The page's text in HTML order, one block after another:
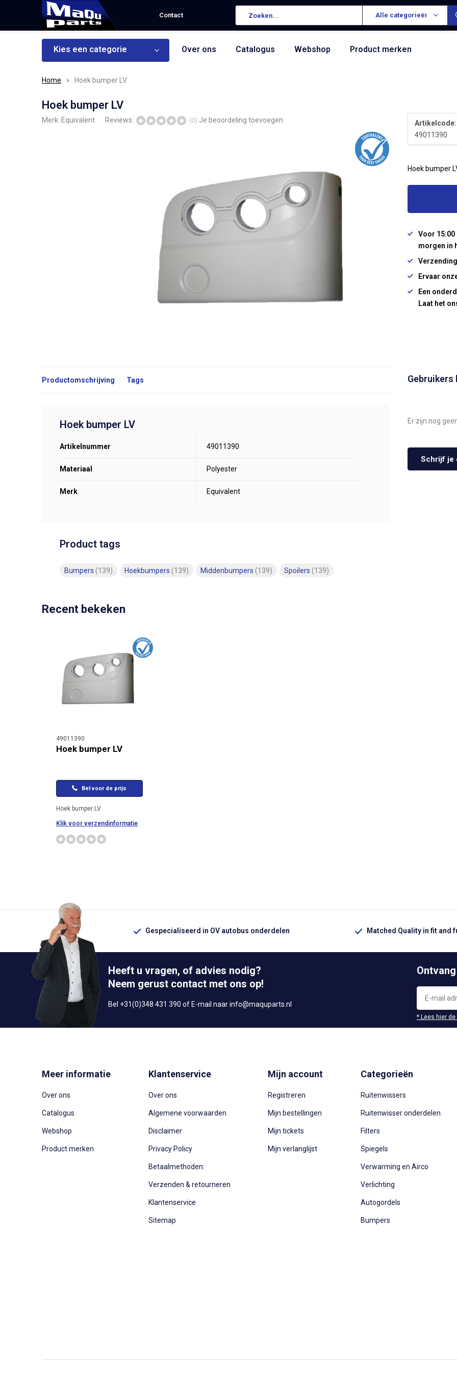
Contact Alle categorieën
Kies een categorie Over ons Catalogus Webshop Product merken
Home Hoek bumper LV
Hoek bumper LV
Merk: Equivalent Reviews: (0) Je beoordeling toevoegen
Artikelcode:
49011390
Hoek bumper
Voor 15:00
morgen in
Ervaar
Een
Laat het
Productomschrijving Tags
Hoek bumper LV
Artikelnummer 49011390
Materiaal Polyester
Merk Equivalent
Product tags
Bumpers (139) Hoekbumpers (139) Middenbumpers (139) Spoilers (139)
Gebruikers
Er zijn nog
Schrijf je
Recent bekeken
49011390
Hoek bumper LV
Bel voor de prijs
Hoek bumper LV
Klik voor verzendinformatie
Gespecialiseerd in OV autobus onderdelen Matched Quality in fit and
Heeft u vragen, of advies nodig?
Neem gerust contact met ons op!
Bel +31(0)348 431 390 of E-mail naarinfo@maquparts.nl
* Lees hier
Meer informatie
Over ons
Catalogus
Webshop
Product merken
Klantenservice
Over ons
Algemene voorwaarden
Disclaimer
Privacy Policy
Betaalmethoden:
Verzenden & retourneren
Klantenservice
Sitemap
Mijn account
Registreren
Mijn bestellingen
Mijn tickets
Mijn verlanglijst
Categorieën
Ruitenwissers
Ruitenwisser onderdelen
Filters
Spiegels
Verwarming en Airco
Verlichting
Autogordels
Bumpers